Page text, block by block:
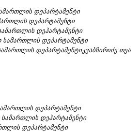
დეპარტამენტი
დეპარტამენტი
დეპარტამენტი
დეპარტამენტი
დეპარტამენტიკვაბზირიძე თეა
დეპარტამენტი
დეპარტამენტი
დეპარტამენტი